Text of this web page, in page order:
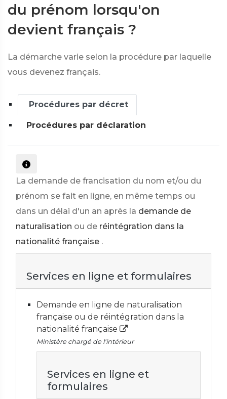
du prénom lorsqu'on
devient français ?
La démarche varie selon la procédure par laquelle
vous devenez français.
Procédures par décret
Procédures par déclaration
La demande de francisation du nom et/ou du
prénom se fait en ligne, en même temps ou
dans un délai d'un an après la demande de
naturalisation ou de réintégration dans la
nationalité française .
Services en ligne et formulaires
Demande en ligne de naturalisation
française ou de réintégration dans la
nationalité française
Ministère chargé de l'intérieur
Services en ligne et
formulaires